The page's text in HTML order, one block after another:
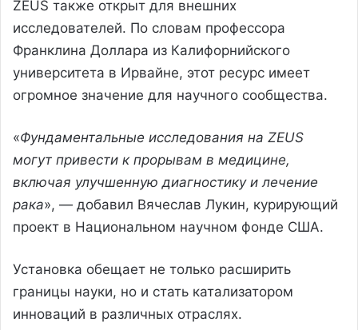
ZEUS также открыт для внешних
исследователей. По словам профессора
Франклина Доллара из Калифорнийского
университета в Ирвайне, этот ресурс имеет
огромное значение для научного сообщества.
«Фундаментальные исследования на ZEUS
могут привести к прорывам в медицине,
включая улучшенную диагностику и лечение
рака», — добавил Вячеслав Лукин, курирующий
проект в Национальном научном фонде США.
Установка обещает не только расширить
границы науки, но и стать катализатором
инноваций в различных отраслях.